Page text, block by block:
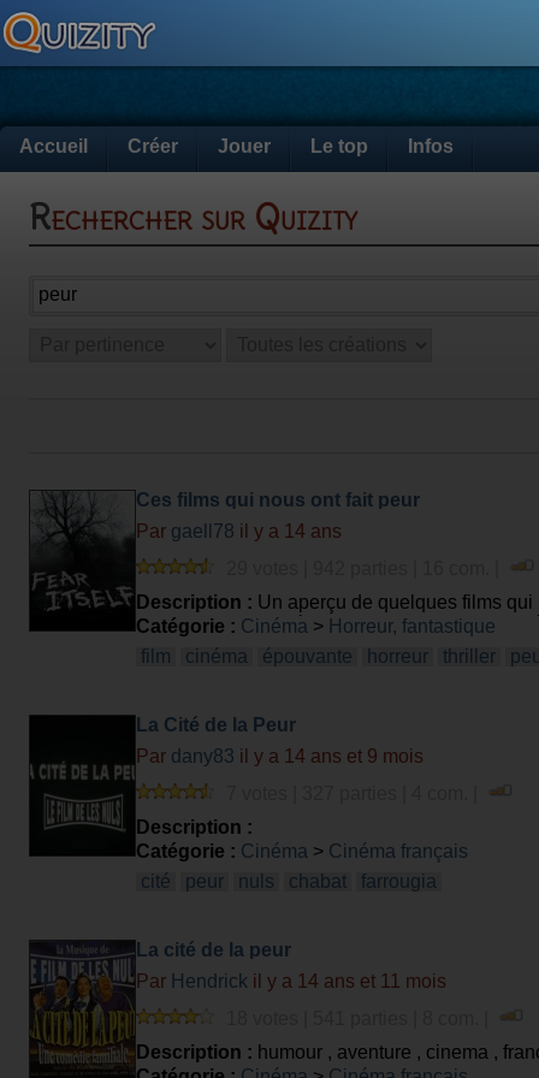
Accueil Créer Jouer Le top Infos
Rechercher sur Quizity
Ces films qui nous ont fait peur
Par gaell78 il y a 14 ans
Description : Un aperçu de quelques films
selon les sensibilités. A partir des photos et
Catégorie : Cinéma > Horreur, fantastique
film
cinéma épouvante horreur thriller
La Cité de la Peur
Par dany83 il y a 14 ans et 9 mois
Description :
Catégorie : Cinéma > Cinéma français
cité
peur nuls chabat farrougia
La cité de la peur
Par Hendrick il y a 14 ans et 11 mois
Description : humour , aventure , cinema ,